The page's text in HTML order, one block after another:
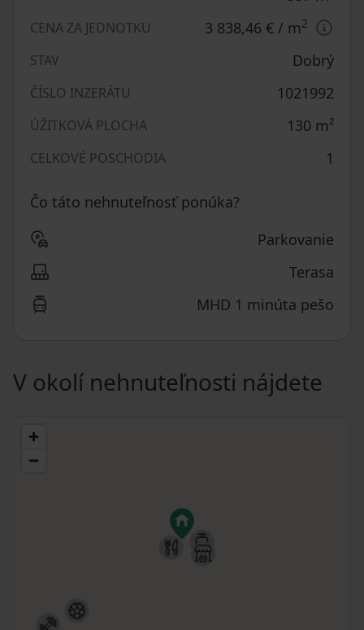
CENA ZA JEDNOTKU 3 838,46 € / m2
STAV Dobrý
ČÍSLO INZERÁTU 1021992
ÚŽITKOVÁ PLOCHA 130 m²
CELKOVÉ POSCHODIA 1
Čo táto nehnuteľnosť ponúka?
Parkovanie
Terasa
MHD 1 minúta pešo
V okolí nehnuteľnosti nájdete